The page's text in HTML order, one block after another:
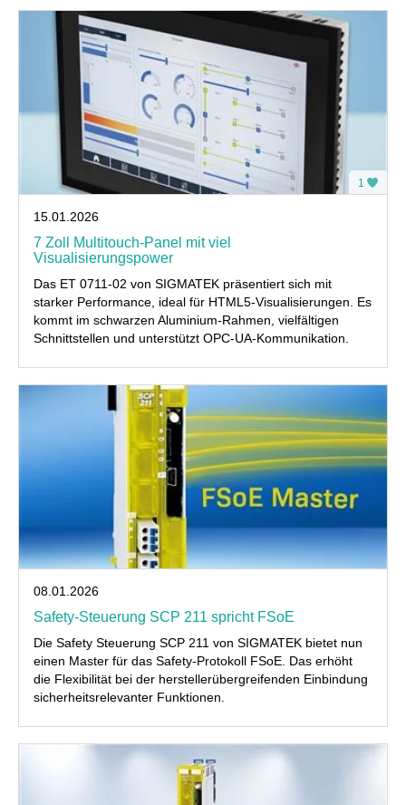
1
15.01.2026
7 Zoll Multitouch-Panel mit viel
Visualisierungspower
Das ET 0711-02 von SIGMATEK präsentiert sich mit
starker Performance, ideal für HTML5-Visualisierungen. Es
kommt im schwarzen Aluminium-Rahmen, vielfältigen
Schnittstellen und unterstützt OPC-UA-Kommunikation.
08.01.2026
Safety-Steuerung SCP 211 spricht FSoE
Die Safety Steuerung SCP 211 von SIGMATEK bietet nun
einen Master für das Safety-Protokoll FSoE. Das erhöht
die Flexibilität bei der herstellerübergreifenden Einbindung
sicherheitsrelevanter Funktionen.